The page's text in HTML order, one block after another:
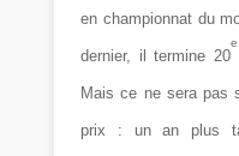
en championnat du
dernier, il termine 20
e
Mais ce ne sera pas
prix : un an plus